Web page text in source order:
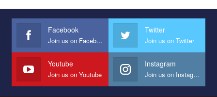
представляющий программу развития организации.
Мы просим вас поддержать нас и помочь нам реализовать
наш план по борьбе с насилием и дискриминацией на почве
СОГИ в Украине.
Все, что вам нужно сделать - это зайти на наш канал YouTube
по этой ссылке и поставить лайк под видео.
Facebook
Join us on Facebook
Twitter
Join us on Twitter
Youtube
Join us on Youtube
Instagram
Join us on Instagram